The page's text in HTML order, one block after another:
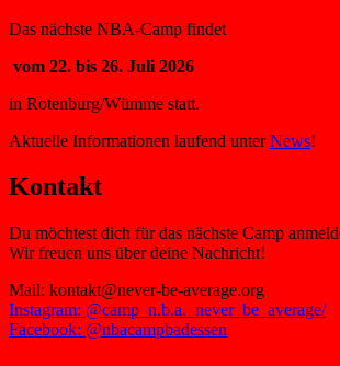
Das nächste NBA-Camp findet
vom 22. bis 26. Juli 2026
in Rotenburg/Wümme statt.
Aktuelle Informationen laufend unterNews!
Kontakt
Du möchtest dich für das nächste Camp
Wir freuen uns über deine Nachricht!
Mail: kontakt@never-be-average.org
Instagram: @camp_n.b.a._never_be_average/
Facebook: @nbacampbadessen